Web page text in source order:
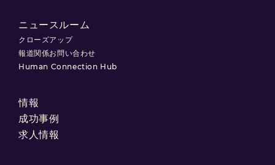
ニュースルーム
クローズアップ
報道関係お問い合わせ
Human Connection Hub
情報
成功事例
求人情報